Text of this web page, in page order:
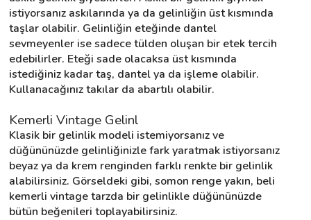
istiyorsanız askılarında ya da gelinliğin üst kısmında
taşlar olabilir. Gelinliğin eteğinde dantel
sevmeyenler ise sadece tülden oluşan bir etek tercih
edebilirler. Eteği sade olacaksa üst kısmında
istediğiniz kadar taş, dantel ya da işleme olabilir.
Kullanacağınız takılar da abartılı olabilir.
Kemerli Vintage Gelinl
Klasik bir gelinlik modeli istemiyorsanız ve
düğününüzde gelinliğinizle fark yaratmak istiyorsanız
beyaz ya da krem renginden farklı renkte bir gelinlik
alabilirsiniz. Görseldeki gibi, somon renge yakın, beli
kemerli vintage tarzda bir gelinlikle düğününüzde
bütün beğenileri toplayabilirsiniz.